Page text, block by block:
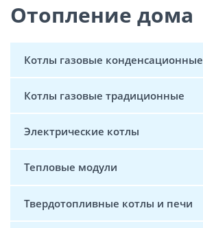
Отопление дома
Котлы газовые конденсационные
Котлы газовые традиционные
Электрические котлы
Тепловые модули
Твердотопливные котлы и печи